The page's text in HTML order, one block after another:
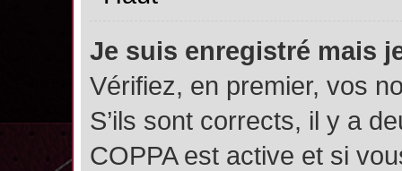
Je suis enregistré mais
Vérifiez, en premier, vos
S’ils sont corrects, il y a
COPPA est active et si